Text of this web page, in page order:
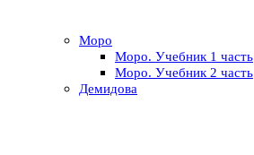
Моро
Моро. Учебник 1 часть
Моро. Учебник 2 часть
Демидова